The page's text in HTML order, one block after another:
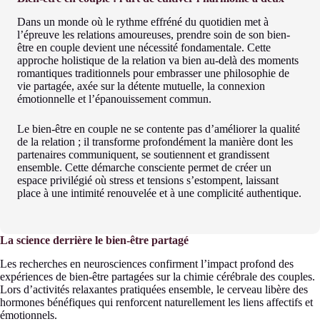
Dans un monde où le rythme effréné du quotidien met à
l’épreuve les relations amoureuses, prendre soin de son bien-
être en couple devient une nécessité fondamentale. Cette
approche holistique de la relation va bien au-delà des moments
romantiques traditionnels pour embrasser une philosophie de
vie partagée, axée sur la détente mutuelle, la connexion
émotionnelle et l’épanouissement commun.
Le bien-être en couple ne se contente pas d’améliorer la qualité
de la relation ; il transforme profondément la manière dont les
partenaires communiquent, se soutiennent et grandissent
ensemble. Cette démarche consciente permet de créer un
espace privilégié où stress et tensions s’estompent, laissant
place à une intimité renouvelée et à une complicité authentique.
La science derrière le bien-être partagé
Les recherches en neurosciences confirment l’impact profond des
expériences de bien-être partagées sur la chimie cérébrale des couples.
Lors d’activités relaxantes pratiquées ensemble, le cerveau libère des
hormones bénéfiques qui renforcent naturellement les liens affectifs et
émotionnels.